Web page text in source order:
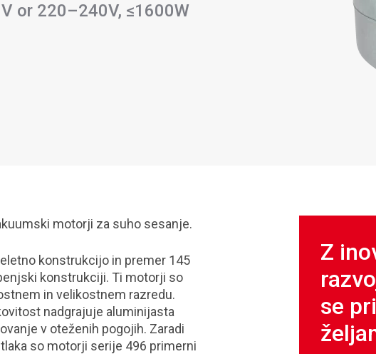
or 220–240V, ≤1600W
motorji za suho sesanje.
konstrukcijo in premer 145
konstrukciji. Ti motorji so
in velikostnem razredu.
nadgrajuje aluminijasta
v oteženih pogojih. Zaradi
so motorji serije 496 primerni
Z
se